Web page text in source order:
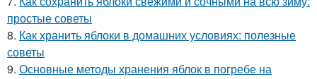
простые советы
8. Как хранить яблоки в домашних условиях: полезные
советы
9. Основные методы хранения яблок в погребе на